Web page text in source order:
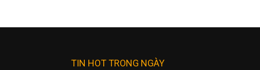
TIN HOT TRONG NGÀY